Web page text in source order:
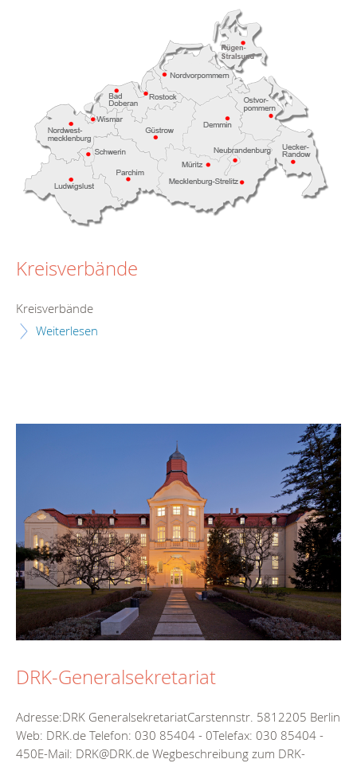
Kreisverbände
Kreisverbände
Weiterlesen
DRK-Generalsekretariat
Adresse:DRK GeneralsekretariatCarstennstr. 5812205 Berlin
Web: DRK.de Telefon: 030 85404 - 0Telefax: 030 85404 -
450E-Mail: DRK@DRK.de Wegbeschreibung zum DRK-